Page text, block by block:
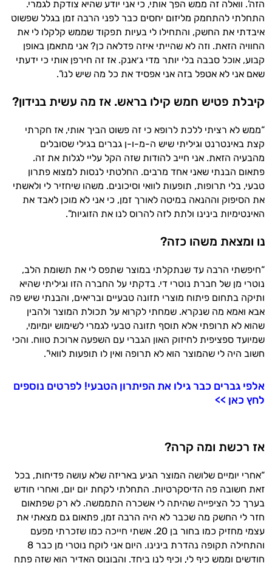
הזה’. וואלה זה ממש הפך אותי, כי אני יודע שהיא צודקת לגמרי.
התחלתי להתחמק מליזום יחסים כבר לפני הרבה זמן בגלל שפשוט
איבדתי את החשק, והתחילו לי בעיות תפקוד שממש קלקלו לי את
החוויה הזאת. וזה לא שהייתי איזה פדלאה כן? אני מתאמן באופן
קבוע, אוכל סבבה בלי יותר מדי ג׳אנק. אז זה חירפן אותי כי ידעתי
שאם אני לא אטפל בזה אני אפסיד את כל מה שיש לנו”.
קיבלת פטיש חמש קילו בראש. אז מה עשית בנידון?
“ממש לא רציתי ללכת לרופא כי זה פשוט הביך אותי, אז חקרתי
קצת באינטרנט וגיליתי שיש ה-מ-ו-ן גברים בגילי שסובלים
מהבעיה הזאת. אני חייב להודות שזה הקל עליי לגלות את זה.
פתאום הבנתי שאני אחד מרבים. החלטתי לנסות למצוא פתרון
טבעי, בלי תרופות, תופעות לוואי וסיכונים. משהו שיחזיר לי ולאשתי
את הסיפוק וההנאה במיטה לאורך זמן, כי אני לא מוכן לאבד את
האינטימיות בינינו ולתת לזה להרוס לנו את הזוגיות”.
נו ומצאת משהו כזה?
“חיפשתי הרבה עד שנתקלתי במוצר שתפס לי את תשומת הלב,
נוטרי מן של חברת נוטרי די. בדקתי על החברה הזו וגיליתי שהיא
ותיקה בתחום פיתוח מוצרי תזונה טבעיים ובריאים, והבנתי שיש פה
אבא ואמא מה שנקרא. שמחתי לקרוא על תכולת המוצר ולהבין
שהוא לא תרופתי אלא תוסף תזונה טבעי לגמרי לשימוש יומיומי,
שמיועד ספציפית לחיזוק האון הגברי עם השפעה ארוכת טווח. והכי
חשוב היה לי שהמוצר הוא לא תרופה ואין לו תופעות לוואי”.
אלפי גברים כבר גילו את הפיתרון הטבעי! לפרטים נוספים
לחץ כאן >>
אז רכשת ומה קרה?
“אחרי יומיים שלושה המוצר הגיע באריזה שלא עושה פדיחות, בכל
זאת חשובה פה הדיסקרטיות. התחלתי לקחת יום יום, ואחרי חודש
בערך כל הציפייה שהיתה לי אשכרה התממשה. לא רק שפתאום
חזר לי החשק מה שכבר לא היה הרבה זמן, פתאום גם מצאתי את
עצמי מחזיק כמו בחור בן 20. אשתי חייכה כמו שזכרתי מפעם
והתחילה תקופה נהדרת בינינו. היום אני לוקח נוטרי מן כבר 8
חודשים וממש כיף לי, וכיף לנו ביחד. והבונוס האדיר הוא שזה פתח
אני יועץ הבריאות האישי AI של טבע בריא.
התשובות שלי מבוססות על מאגרי מידע קליניים
וספרות מקצועית בתחומי הרפואה הטבעית
ותזונת הספורט.
אני כאן כדי לעזור לך להתאים את תוספי